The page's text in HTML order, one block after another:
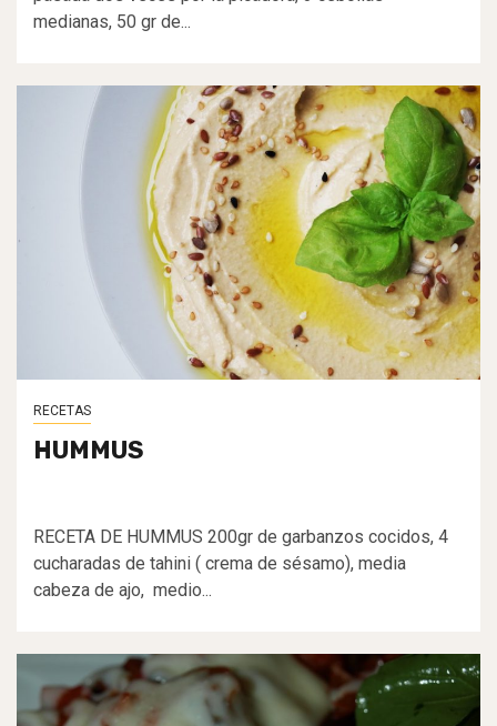
medianas, 50 gr de...
RECETAS
HUMMUS
RECETA DE HUMMUS 200gr de garbanzos cocidos, 4
cucharadas de tahini ( crema de sésamo), media
cabeza de ajo, medio...